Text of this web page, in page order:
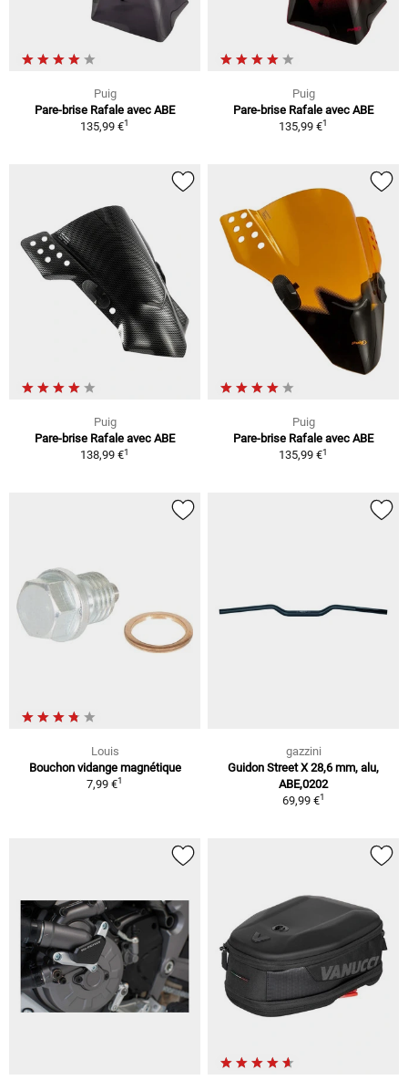
Puig
Pare-brise Rafale avec ABE
135,99 €1
Puig
Pare-brise Rafale avec ABE
135,99 €1
Puig
Pare-brise Rafale avec ABE
138,99 €1
Puig
Pare-brise Rafale avec ABE
135,99 €1
Louis
Bouchon vidange magnétique
7,99 €1
gazzini
Guidon Street X 28,6 mm, alu,
ABE,0202
69,99 €1